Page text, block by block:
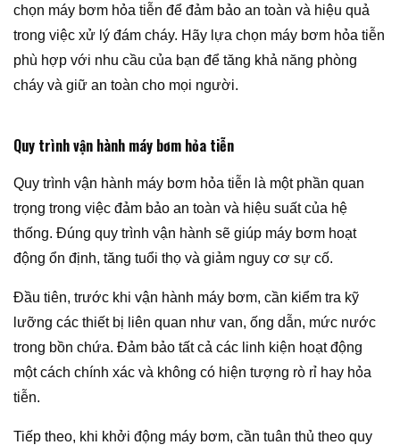
chọn máy bơm hỏa tiễn để đảm bảo an toàn và hiệu quả
trong việc xử lý đám cháy. Hãy lựa chọn máy bơm hỏa tiễn
phù hợp với nhu cầu của bạn để tăng khả năng phòng
cháy và giữ an toàn cho mọi người.
Quy trình vận hành máy bơm hỏa tiễn
Quy trình vận hành máy bơm hỏa tiễn là một phần quan
trọng trong việc đảm bảo an toàn và hiệu suất của hệ
thống. Đúng quy trình vận hành sẽ giúp máy bơm hoạt
động ổn định, tăng tuổi thọ và giảm nguy cơ sự cố.
Đầu tiên, trước khi vận hành máy bơm, cần kiểm tra kỹ
lưỡng các thiết bị liên quan như van, ống dẫn, mức nước
trong bồn chứa. Đảm bảo tất cả các linh kiện hoạt động
một cách chính xác và không có hiện tượng rò rỉ hay hỏa
tiễn.
Tiếp theo, khi khởi động máy bơm, cần tuân thủ theo quy